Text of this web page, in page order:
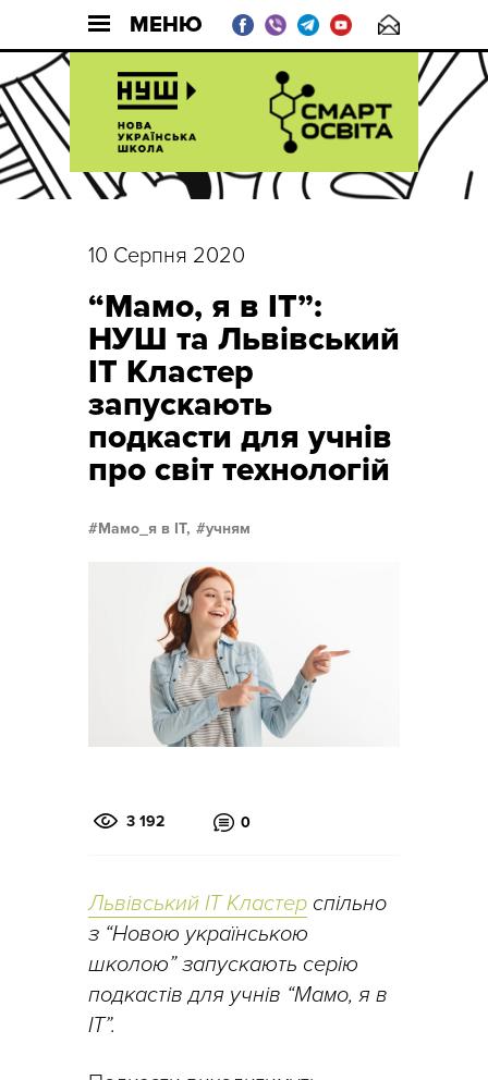
МЕНЮ
10 Серпня 2020
“Мамо, я в IT”:
НУШ та Львівський
IT Кластер
запускають
подкасти для учнів
про світ технологій
Мамо_я в IT, учням
3 192 0
Львівський IT Кластер спільно
з “Новою українською
школою” запускають серію
подкастів для учнів “Мамо, я в
IT”.